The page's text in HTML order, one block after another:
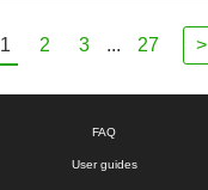
1 2 3 ... 27 >
FAQ
User guides